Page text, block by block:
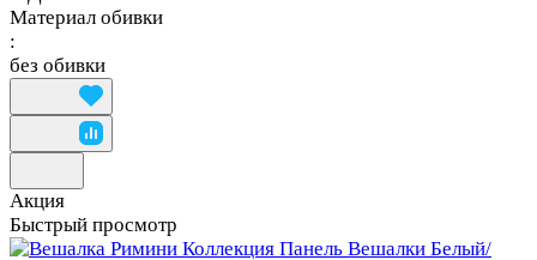
Материал обивки
:
без обивки
Акция
Быстрый просмотр